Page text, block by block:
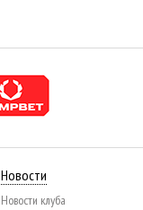
Новости
Новости клуба